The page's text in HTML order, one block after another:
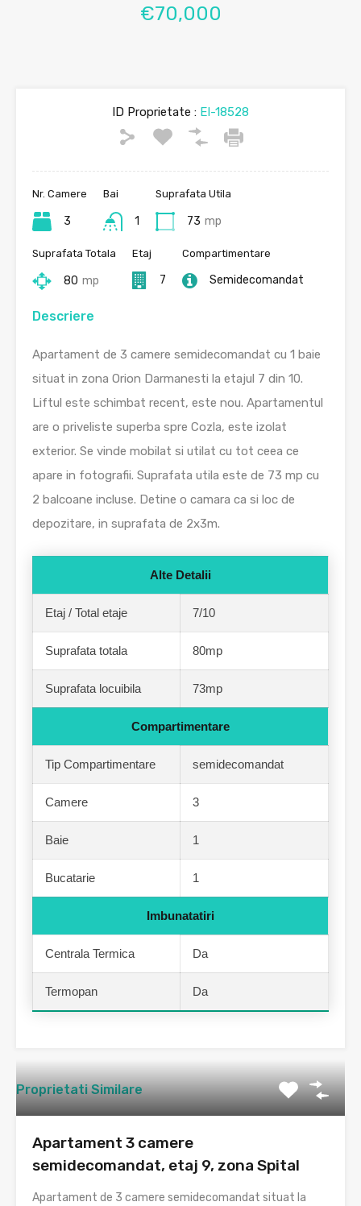
€70,000
ID Proprietate : EI-18528
Nr. Camere
3
Bai
1
Suprafata Utila
73 mp
Suprafata Totala
80 mp
Etaj
7
Compartimentare
Semidecomandat
Descriere
Apartament de 3 camere semidecomandat cu 1 baie
situat in zona Orion Darmanesti la etajul 7 din 10.
Liftul este schimbat recent, este nou. Apartamentul
are o priveliste superba spre Cozla, este izolat
exterior. Se vinde mobilat si utilat cu tot ceea ce
apare in fotografii. Suprafata utila este de 73 mp cu
2 balcoane incluse. Detine o camara ca si loc de
depozitare, in suprafata de 2x3m.
Alte Detalii
Etaj / Total etaje 7/10
Suprafata totala 80mp
Suprafata locuibila 73mp
Compartimentare
Tip Compartimentare semidecomandat
Camere 3
Baie 1
Bucatarie 1
Imbunatatiri
Centrala Termica Da
Termopan Da
Proprietati Similare
Apartament 3 camere
semidecomandat, etaj 9, zona Spital
Apartament de 3 camere semidecomandat situat la